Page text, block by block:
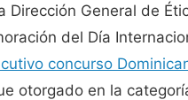
Dirección General de
del Día
concurso
otorgado en la